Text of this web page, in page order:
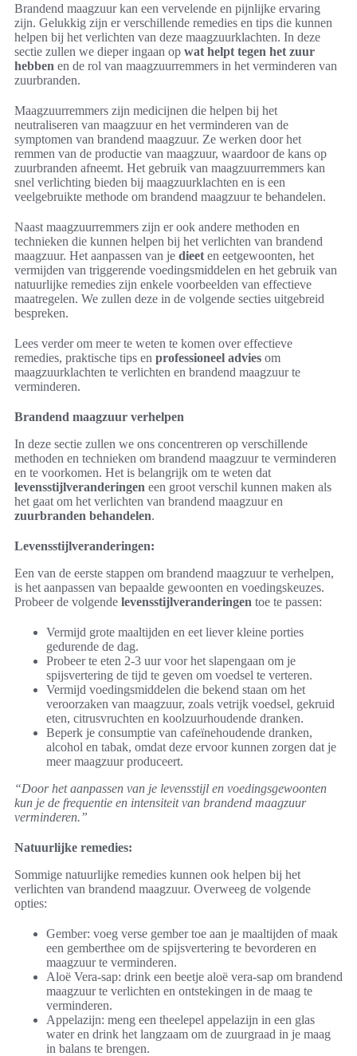
Brandend maagzuur kan een vervelende en pijnlijke ervaring
zijn. Gelukkig zijn er verschillende remedies en tips die kunnen
helpen bij het verlichten van deze maagzuurklachten. In deze
sectie zullen we dieper ingaan op wat helpt tegen het zuur
hebben en de rol van maagzuurremmers in het verminderen van
zuurbranden.
Maagzuurremmers zijn medicijnen die helpen bij het
neutraliseren van maagzuur en het verminderen van de
symptomen van brandend maagzuur. Ze werken door het
remmen van de productie van maagzuur, waardoor de kans op
zuurbranden afneemt. Het gebruik van maagzuurremmers kan
snel verlichting bieden bij maagzuurklachten en is een
veelgebruikte methode om brandend maagzuur te behandelen.
Naast maagzuurremmers zijn er ook andere methoden en
technieken die kunnen helpen bij het verlichten van brandend
maagzuur. Het aanpassen van je dieet en eetgewoonten, het
vermijden van triggerende voedingsmiddelen en het gebruik van
natuurlijke remedies zijn enkele voorbeelden van effectieve
maatregelen. We zullen deze in de volgende secties uitgebreid
bespreken.
Lees verder om meer te weten te komen over effectieve
remedies, praktische tips en professioneel advies om
maagzuurklachten te verlichten en brandend maagzuur te
verminderen.
Brandend maagzuur verhelpen
In deze sectie zullen we ons concentreren op verschillende
methoden en technieken om brandend maagzuur te verminderen
en te voorkomen. Het is belangrijk om te weten dat
levensstijlveranderingen een groot verschil kunnen maken als
het gaat om het verlichten van brandend maagzuur en
zuurbranden behandelen.
Levensstijlveranderingen:
Een van de eerste stappen om brandend maagzuur te verhelpen,
is het aanpassen van bepaalde gewoonten en voedingskeuzes.
Probeer de volgende levensstijlveranderingen toe te passen:
Vermijd grote maaltijden en eet liever kleine porties
gedurende de dag.
Probeer te eten 2-3 uur voor het slapengaan om je
spijsvertering de tijd te geven om voedsel te verteren.
Vermijd voedingsmiddelen die bekend staan om het
veroorzaken van maagzuur, zoals vetrijk voedsel, gekruid
eten, citrusvruchten en koolzuurhoudende dranken.
Beperk je consumptie van cafeïnehoudende dranken,
alcohol en tabak, omdat deze ervoor kunnen zorgen dat je
meer maagzuur produceert.
“Door het aanpassen van je levensstijl en voedingsgewoonten
kun je de frequentie en intensiteit van brandend maagzuur
verminderen.”
Natuurlijke remedies:
Sommige natuurlijke remedies kunnen ook helpen bij het
verlichten van brandend maagzuur. Overweeg de volgende
opties:
Gember: voeg verse gember toe aan je maaltijden of maak
een gemberthee om de spijsvertering te bevorderen en
maagzuur te verminderen.
Aloë Vera-sap: drink een beetje aloë vera-sap om brandend
maagzuur te verlichten en ontstekingen in de maag te
verminderen.
Appelazijn: meng een theelepel appelazijn in een glas
water en drink het langzaam om de zuurgraad in je maag
in balans te brengen.